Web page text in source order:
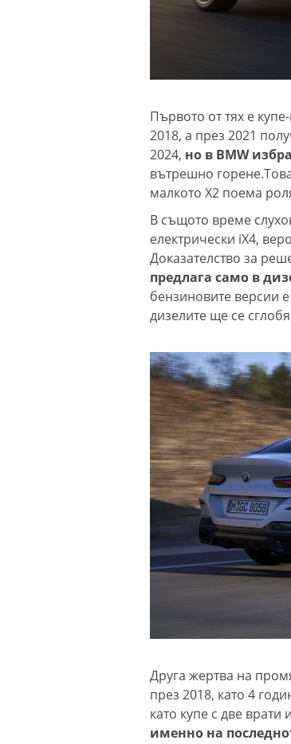
Първото от тях е
2018, а през 2021
2024, но в BMW
вътрешно
малкото X2 поема
В същото време
електрически iX4,
Доказателство за
предлага само в
бензиновите версии
дизелите ще се
Друга жертва на
през 2018, като 4
като купе с две врати
именно на